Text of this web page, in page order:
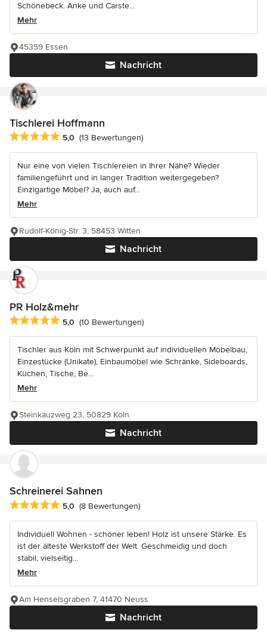
Schönebeck. Anke und Carste...
Mehr
Nachricht
45359 Essen
Tischlerei Hoffmann
Durchschnittliche Bewertung: 5 von 5 Sternen
5,0 (13 Bewertungen)
Nur eine von vielen Tischlereien in Ihrer Nähe? Wieder
familiengeführt und in langer Tradition weitergegeben?
Einzigartige Möbel? Ja, auch auf...
Mehr
Nachricht
Rudolf-König-Str. 3, 58453 Witten
PR Holz&mehr
Durchschnittliche Bewertung: 5 von 5 Sternen
5,0 (10 Bewertungen)
Tischler aus Köln mit Schwerpunkt auf individuellen Möbelbau,
Einzestücke (Unikate), Einbaumöbel wie Schränke, Sideboards,
Küchen, Tische, Be...
Mehr
Nachricht
Steinkauzweg 23, 50829 Köln
Schreinerei Sahnen
Durchschnittliche Bewertung: 5 von 5 Sternen
5,0 (8 Bewertungen)
Individuell Wohnen - schöner leben! Holz ist unsere Stärke. Es
ist der älteste Werkstoff der Welt. Geschmeidig und doch
stabil, vielseitig...
Mehr
Nachricht
Am Henselsgraben 7, 41470 Neuss